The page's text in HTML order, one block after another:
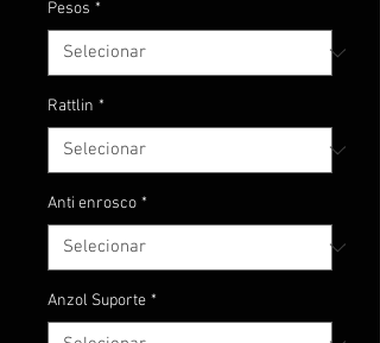
Pesos *
Rattlin *
Anti enrosco *
Anzol Suporte *